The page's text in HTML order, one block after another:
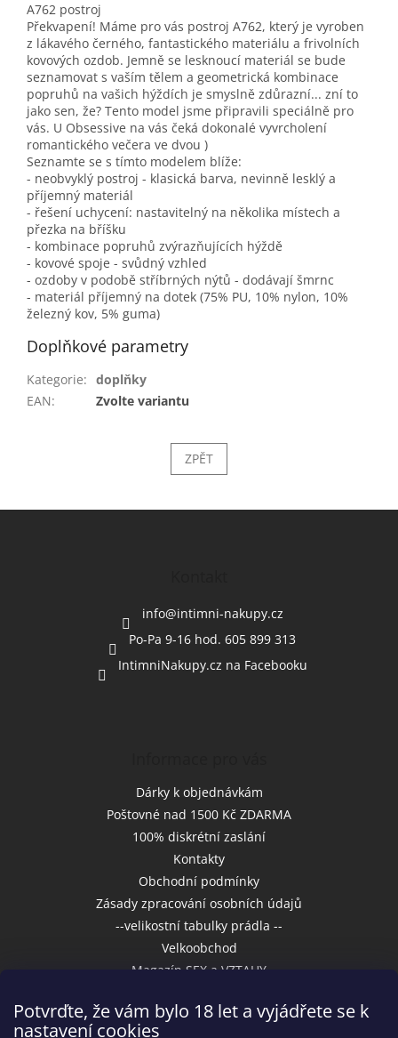
Potvrďte, že vám bylo 18 let a vyjádřete se k
nastavení cookies
A762 postroj
Překvapení! Máme pro vás postroj A762, který je vyroben
z lákavého černého, fantastického materiálu a frivolních
kovových ozdob. Jemně se lesknoucí materiál se bude
seznamovat s vaším tělem a geometrická kombinace
popruhů na vašich hýždích je smyslně zdůrazní... zní to
jako sen, že? Tento model jsme připravili speciálně pro
vás. U Obsessive na vás čeká dokonalé vyvrcholení
romantického večera ve dvou )
Seznamte se s tímto modelem blíže:
- neobvyklý postroj - klasická barva, nevinně lesklý a
příjemný materiál
- řešení uchycení: nastavitelný na několika místech a
přezka na bříšku
- kombinace popruhů zvýrazňujících hýždě
- kovové spoje - svůdný vzhled
- ozdoby v podobě stříbrných nýtů - dodávají šmrnc
- materiál příjemný na dotek (75% PU, 10% nylon, 10%
železný kov, 5% guma)
Doplňkové parametry
Kategorie: doplňky
EAN: Zvolte variantu
ZPĚT
info@intimni-nakupy.cz
Po-Pa 9-16 hod. 605 899 313
IntimniNakupy.cz na Facebooku
Dárky k objednávkám
Poštovné nad 1500 Kč ZDARMA
100% diskrétní zaslání
Kontakty
Obchodní podmínky
Zásady zpracování osobních údajů
--velikostní tabulky prádla --
Velkoobchod
Magazín SEX a VZTAHY